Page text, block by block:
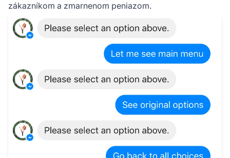
zákazníkom a zmarnenom peniazom.